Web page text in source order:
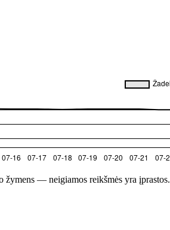
žymens — neigiamos reikšmės yra įprastos.